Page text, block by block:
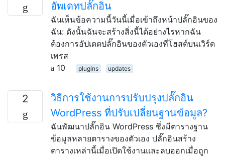
อัพเดทปลั๊กอิน
ฉันเห็นข้อความนี้วันนี้เมื่อเข้าถึงหน้าปลั๊กอินของ
ฉัน: ดังนั้นฉันจะสร้างสิ่งนี้ได้อย่างไรหากฉัน
ต้องการอัปเดตปลั๊กอินของตัวเองที่โฮสต์บนเวิร์ด
เพรส
10
plugins updates
2
วิธีการใช้งานการปรับปรุงปลั๊กอิน
WordPress ที่ปรับเปลี่ยนฐานข้อมูล?
ฉันพัฒนาปลั๊กอิน WordPress ซึ่งมีตารางฐาน
ข้อมูลหลายตารางของตัวเอง ปลั๊กอินสร้าง
ตารางเหล่านี้เมื่อเปิดใช้งานและลบออกเมื่อถูก